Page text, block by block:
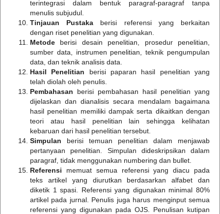
terintegrasi dalam bentuk paragraf-paragraf tanpa
menulis subjudul.
Tinjauan Pustaka berisi referensi yang berkaitan
dengan riset penelitian yang digunakan.
Metode berisi desain penelitian, prosedur penelitian,
sumber data, instrumen penelitian, teknik pengumpulan
data, dan teknik analisis data.
Hasil Penelitian berisi paparan hasil penelitian yang
telah diolah oleh penulis.
Pembahasan berisi pembahasan hasil penelitian yang
dijelaskan dan dianalisis secara mendalam bagaimana
hasil penelitian memiliki dampak serta dikaitkan dengan
teori atau hasil penelitian lain sehingga kelihatan
kebaruan dari hasil penelitian tersebut.
Simpulan berisi temuan penelitian dalam menjawab
pertanyaan penelitian. Simpulan dideskripsikan dalam
paragraf, tidak menggunakan numbering dan bullet.
Referensi memuat semua referensi yang diacu pada
teks artikel yang diurutkan berdasarkan alfabet dan
diketik 1 spasi. Referensi yang digunakan minimal 80%
artikel pada jurnal. Penulis juga harus menginput semua
referensi yang digunakan pada OJS. Penulisan kutipan